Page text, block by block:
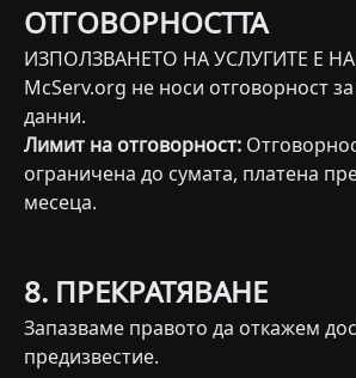
ОТГОВОРНОСТТА
ИЗПОЛЗВАНЕТО НА УСЛУГИТЕ Е
McServ.org не носи отговорност за
данни.
Лимит на отговорност:
ограничена до сумата, платена
месеца.
8. ПРЕКРАТЯВАНЕ
Запазваме правото да откажем
предизвестие.